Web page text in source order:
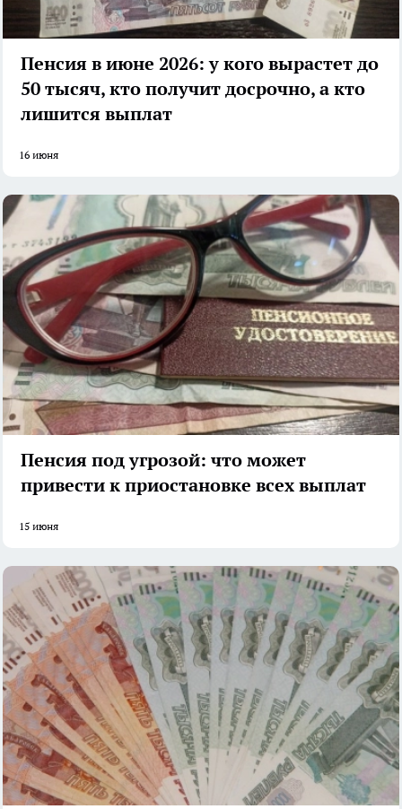
Пенсия в июне 2026: у кого вырастет до
50 тысяч, кто получит досрочно, а кто
лишится выплат
16 июня
Пенсия под угрозой: что может
привести к приостановке всех выплат
15 июня